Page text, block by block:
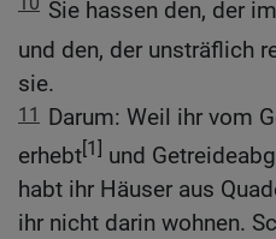
Sie hassen den, der
und den, der unsträflich
sie.
11 Darum: Weil ihr vom
erhebt[1] und
habt ihr Häuser aus
ihr nicht darin wohnen.